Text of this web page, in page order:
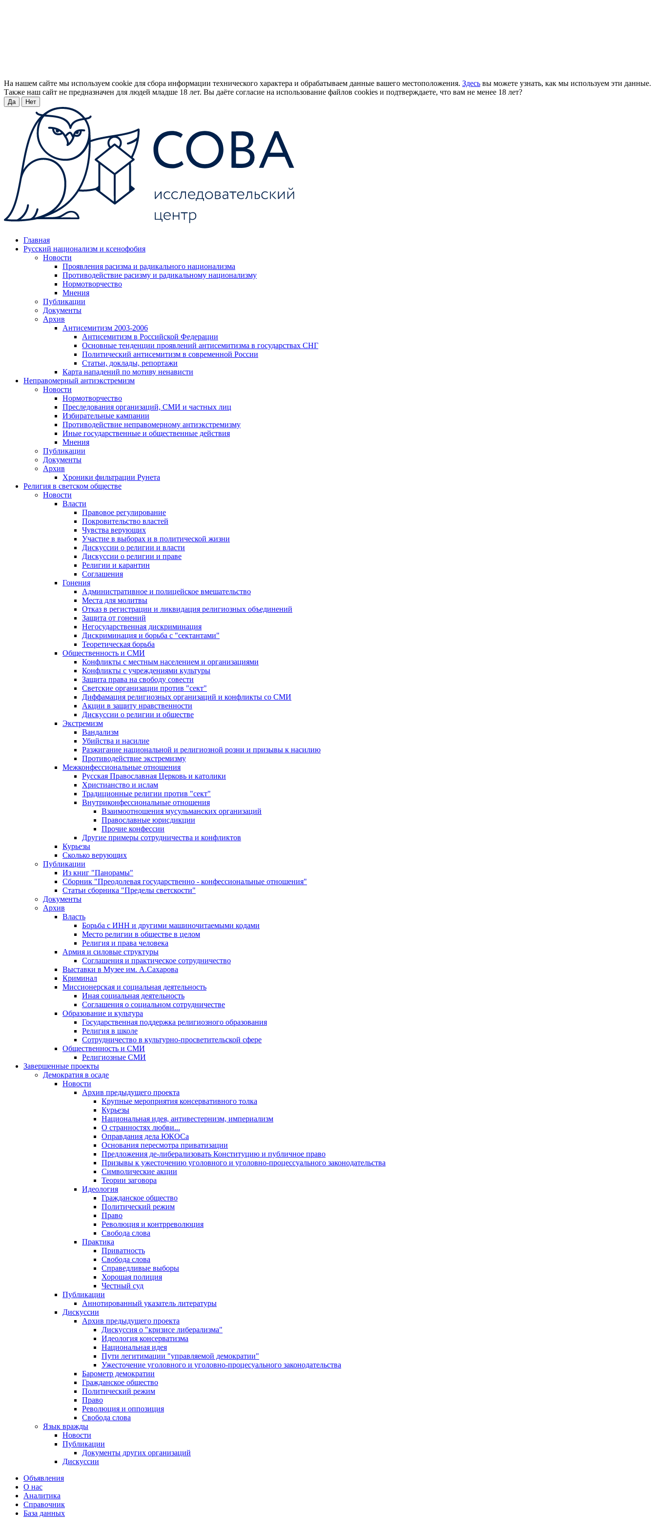
На нашем сайте мы используем cookie для сбора информации технического характера и обрабатываем данные вашего местоположения. Здесь вы можете узнать, как мы используем эти данные.
Также наш сайт не предназначен для людей младше 18 лет. Вы даёте согласие на использование файлов cookies и подтверждаете, что вам не менее 18 лет?
Да Нет
Главная
Русский национализм и ксенофобия
Новости
Проявления расизма и радикального национализма
Противодействие расизму и радикальному национализму
Нормотворчество
Мнения
Публикации
Документы
Архив
Антисемитизм 2003-2006
Антисемитизм в Российской Федерации
Основные тенденции проявлений антисемитизма в государствах СНГ
Политический антисемитизм в современной России
Статьи, доклады, репортажи
Карта нападений по мотиву ненависти
Неправомерный антиэкстремизм
Новости
Нормотворчество
Преследования организаций, СМИ и частных лиц
Избирательные кампании
Противодействие неправомерному антиэкстремизму
Иные государственные и общественные действия
Мнения
Публикации
Документы
Архив
Хроники фильтрации Рунета
Религия в светском обществе
Новости
Власти
Правовое регулирование
Покровительство властей
Чувства верующих
Участие в выборах и в политической жизни
Дискуссии о религии и власти
Дискуссии о религии и праве
Религии и карантин
Соглашения
Гонения
Административное и полицейское вмешательство
Места для молитвы
Отказ в регистрации и ликвидация религиозных объединений
Защита от гонений
Негосударственная дискриминация
Дискриминация и борьба с "сектантами"
Теоретическая борьба
Общественность и СМИ
Конфликты с местным населением и организациями
Конфликты с учреждениями культуры
Защита права на свободу совести
Светские организации против "сект"
Диффамация религиозных организаций и конфликты со СМИ
Акции в защиту нравственности
Дискуссии о религии и обществе
Экстремизм
Вандализм
Убийства и насилие
Разжигание национальной и религиозной розни и призывы к насилию
Противодействие экстремизму
Межконфессиональные отношения
Русская Православная Церковь и католики
Христианство и ислам
Традиционные религии против "сект"
Внутриконфессиональные отношения
Взаимоотношения мусульманских организаций
Православные юрисдикции
Прочие конфессии
Другие примеры сотрудничества и конфликтов
Курьезы
Сколько верующих
Публикации
Из книг "Панорамы"
Сборник "Преодолевая государственно - конфессиональные отношения"
Статьи сборника "Пределы светскости"
Документы
Архив
Власть
Борьба с ИНН и другими машиночитаемыми кодами
Место религии в обществе в целом
Религия и права человека
Армия и силовые структуры
Соглашения и практическое сотрудничество
Выставки в Музее им. А.Сахарова
Криминал
Миссионерская и социальная деятельность
Иная социальная деятельность
Соглашения о социальном сотрудничестве
Образование и культура
Государственная поддержка религиозного образования
Религия в школе
Сотрудничество в культурно-просветительской сфере
Общественность и СМИ
Религиозные СМИ
Завершенные проекты
Демократия в осаде
Новости
Архив предыдущего проекта
Крупные мероприятия консервативного толка
Курьезы
Национальная идея, антивестернизм, империализм
О странностях любви...
Оправдания дела ЮКОСа
Основания пересмотра приватизации
Предложения де-либерализовать Конституцию и публичное право
Призывы к ужесточению уголовного и уголовно-процессуального законодательства
Символические акции
Теории заговора
Идеология
Гражданское общество
Политический режим
Право
Революция и контрреволюция
Свобода слова
Практика
Приватность
Свобода слова
Справедливые выборы
Хорошая полиция
Честный суд
Публикации
Аннотированный указатель литературы
Дискуссии
Архив предыдущего проекта
Дискуссия о "кризисе либерализма"
Идеология консерватизма
Национальная идея
Пути легитимации "управляемой демократии"
Ужесточение уголовного и уголовно-процесуального законодательства
Барометр демократии
Гражданское общество
Политический режим
Право
Революция и оппозиция
Свобода слова
Язык вражды
Новости
Публикации
Документы других организаций
Дискуссии
Объявления
О нас
Аналитика
Справочник
База данных